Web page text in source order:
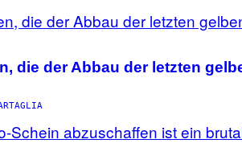
die der Abbau der letzten